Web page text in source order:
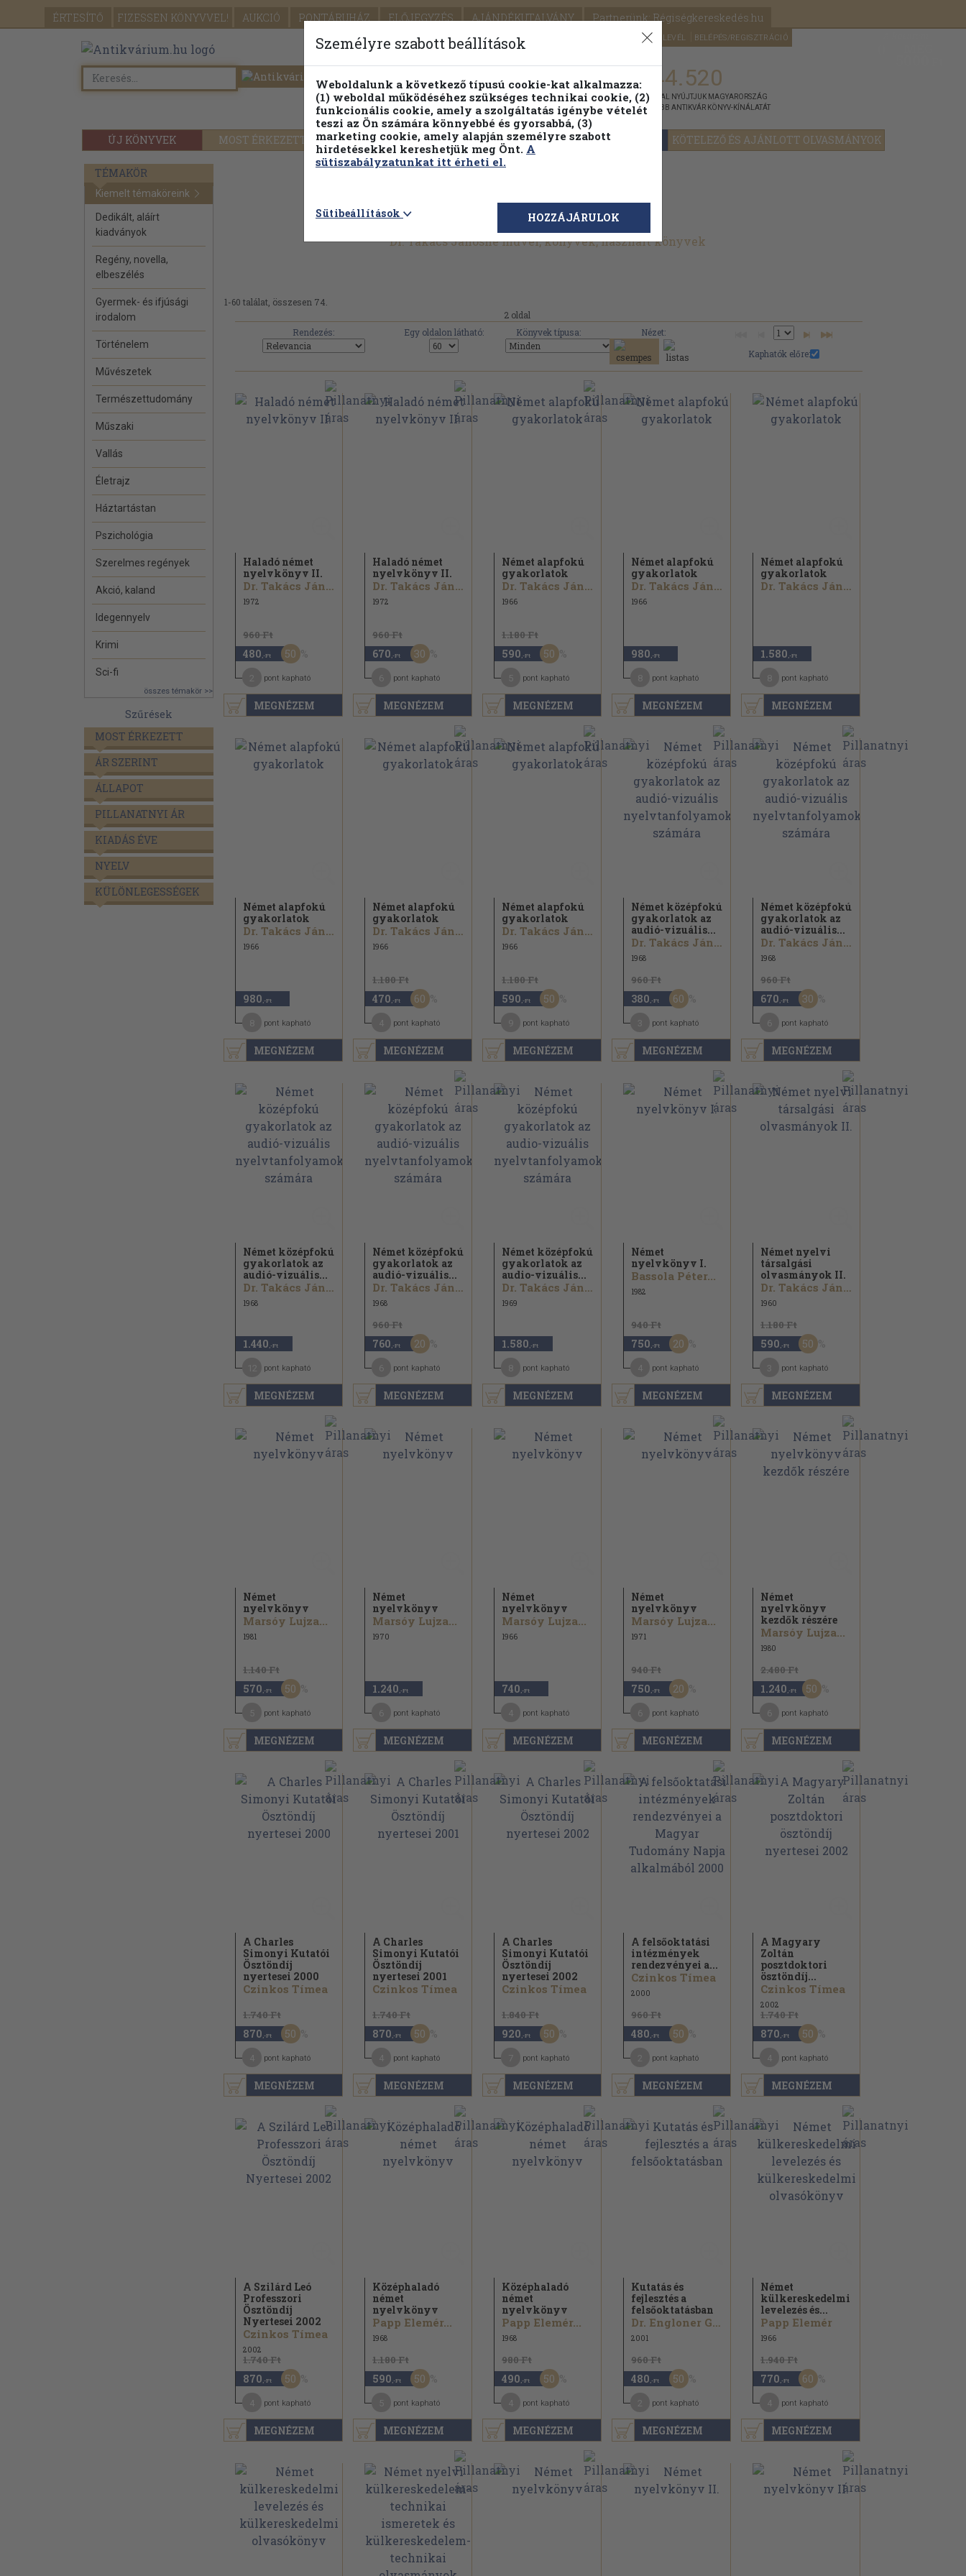
ÉRTESÍTŐ FIZESSEN KÖNYVVEL! AUKCIÓ PONTÁRUHÁZ ELŐJEGYZÉS AJÁNDÉKUTALVÁNY Partnerünk: Régiségkereskedés.hu
SEGÍTSÉG HÍRLEVÉL BELÉPÉS/REGISZTRÁCIÓ
ÚJ KÖNYVEK MOST ÉRKEZETT PILLANATNYI ÁRAINK FENNTARTHATÓ OLVASMÁNYOK KÖTELEZŐ ÉS AJÁNLOTT OLVASMÁNYOK
Részletes kereső Témaköri fa 1.144.520
KIADVÁNNYAL NYÚJTJUK MAGYARORSZÁG
LEGNAGYOBB ANTIKVÁR KÖNYV-KÍNÁLATÁT
TÉMAKÖR
Kiemelt témaköreink
Dedikált, aláírt
kiadványok
Regény, novella,
elbeszélés
Gyermek- és ifjúsági
irodalom
Történelem
Művészetek
Természettudomány
Műszaki
Vallás
Életrajz
Háztartástan
Pszichológia
Szerelmes regények
Akció, kaland
Idegennyelv
Krimi
Sci-fi
összes témakör >>
Szűrések
MOST ÉRKEZETT
ÁR SZERINT
ÁLLAPOT
PILLANATNYI ÁR
KIADÁS ÉVE
NYELV
KÜLÖNLEGESSÉGEK
Dr. Takács Jánosné művei, könyvek, használt könyvek
1-60 találat, összesen 74.
2 oldal
Rendezés:
Egy oldalon látható: Könyvek típusa:
Nézet:
Kaphatók előre:
MEGNÉZEM
Haladó német
nyelvkönyv II.
Dr. Takács Jánosné
1972
960 Ft
480 ,-Ft 50
pont kapható
MEGNÉZEM
Haladó német
nyelvkönyv II.
Dr. Takács Jánosné
1972
960 Ft
670 ,-Ft 30
pont kapható
MEGNÉZEM
Német alapfokú
gyakorlatok
Dr. Takács Jánosné
1966
1.180 Ft
590 ,-Ft 50
pont kapható
MEGNÉZEM
Német alapfokú
gyakorlatok
Dr. Takács Jánosné
1966
980 ,-Ft
pont kapható
MEGNÉZEM
Német alapfokú
gyakorlatok
Dr. Takács Jánosné
1.580 ,-Ft
pont kapható
MEGNÉZEM
Német alapfokú
gyakorlatok
Dr. Takács Jánosné
1966
980 ,-Ft
pont kapható
MEGNÉZEM
Német alapfokú
gyakorlatok
Dr. Takács Jánosné
1966
1.180 Ft
470 ,-Ft 60
pont kapható
MEGNÉZEM
Német alapfokú
gyakorlatok
Dr. Takács Jánosné
1966
1.180 Ft
590 ,-Ft 50
pont kapható
MEGNÉZEM
Német középfokú
gyakorlatok az
audió-vizuális...
Dr. Takács Jánosné
1968
960 Ft
380 ,-Ft 60
pont kapható
MEGNÉZEM
Német középfokú
gyakorlatok az
audió-vizuális...
Dr. Takács Jánosné
1968
960 Ft
670 ,-Ft 30
pont kapható
MEGNÉZEM
Német középfokú
gyakorlatok az
audió-vizuális...
Dr. Takács Jánosné
1968
1.440 ,-Ft
pont kapható
MEGNÉZEM
Német középfokú
gyakorlatok az
audió-vizuális...
Dr. Takács Jánosné
1968
960 Ft
760 ,-Ft 20
pont kapható
MEGNÉZEM
Német középfokú
gyakorlatok az
audio-vizuális...
Dr. Takács Jánosné
1969
1.580 ,-Ft
pont kapható
MEGNÉZEM
Német
nyelvkönyv I.
Bassola Péter...
1982
940 Ft
750 ,-Ft 20
pont kapható
MEGNÉZEM
Német nyelvi
társalgási
olvasmányok II.
Dr. Takács Jánosné...
1960
1.180 Ft
590 ,-Ft 50
pont kapható
MEGNÉZEM
Német
nyelvkönyv
Marsóy Lujza...
1981
1.140 Ft
570 ,-Ft 50
pont kapható
MEGNÉZEM
Német
nyelvkönyv
Marsóy Lujza...
1970
1.240 ,-Ft
pont kapható
MEGNÉZEM
Német
nyelvkönyv
Marsóy Lujza...
1966
740 ,-Ft
pont kapható
MEGNÉZEM
Német
nyelvkönyv
Marsóy Lujza...
1971
940 Ft
750 ,-Ft 20
pont kapható
MEGNÉZEM
Német
nyelvkönyv
kezdők részére
Marsóy Lujza...
1980
2.480 Ft
1.240 ,-Ft 50
pont kapható
MEGNÉZEM
A Charles
Simonyi Kutatói
Ösztöndíj
nyertesei 2000
Czinkos Tímea
1.740 Ft
870 ,-Ft 50
pont kapható
MEGNÉZEM
A Charles
Simonyi Kutatói
Ösztöndíj
nyertesei 2001
Czinkos Tímea
1.740 Ft
870 ,-Ft 50
pont kapható
MEGNÉZEM
A Charles
Simonyi Kutatói
Ösztöndíj
nyertesei 2002
Czinkos Tímea
1.840 Ft
920 ,-Ft 50
pont kapható
MEGNÉZEM
A felsőoktatási
intézmények
rendezvényei a...
Czinkos Tímea
2000
960 Ft
480 ,-Ft 50
pont kapható
MEGNÉZEM
A Magyary
Zoltán
posztdoktori
ösztöndíj...
Czinkos Tímea
2002
1.740 Ft
870 ,-Ft 50
pont kapható
MEGNÉZEM
A Szilárd Leó
Professzori
Ösztöndíj
Nyertesei 2002
Czinkos Tímea
2002
1.740 Ft
870 ,-Ft 50
pont kapható
MEGNÉZEM
Középhaladó
német
nyelvkönyv
Papp Elemér...
1968
1.180 Ft
590 ,-Ft 50
pont kapható
MEGNÉZEM
Középhaladó
német
nyelvkönyv
Papp Elemér...
1968
980 Ft
490 ,-Ft 50
pont kapható
MEGNÉZEM
Kutatás és
fejlesztés a
felsőoktatásban
Dr. Engloner Gyula
2001
960 Ft
480 ,-Ft 50
pont kapható
MEGNÉZEM
Német
külkereskedelmi
levelezés és...
Papp Elemér
1966
1.940 Ft
770 ,-Ft 60
pont kapható
Személyre szabott beállítások
Weboldalunk a következő típusú cookie-kat alkalmazza:
(1) weboldal működéséhez szükséges technikai cookie, (2)
funkcionális cookie, amely a szolgáltatás igénybe vételét
teszi az Ön számára könnyebbé és gyorsabbá, (3)
marketing cookie, amely alapján személyre szabott
hirdetésekkel kereshetjük meg Önt. A
sütiszabályzatunkat itt érheti el.
Sütibeállítások HOZZÁJÁRULOK